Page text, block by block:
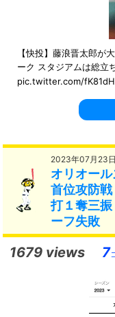
【快投】藤浪晋太郎が
ーク スタジアムは総立
pic.twitter.com/
2023年07月23
オリオー
首位攻防
打１奪三
ーフ失敗
1679 views 7